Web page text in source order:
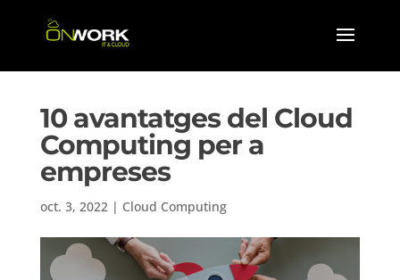
10 avantatges del Cloud
Computing per a
empreses
oct. 3, 2022| Cloud Computing